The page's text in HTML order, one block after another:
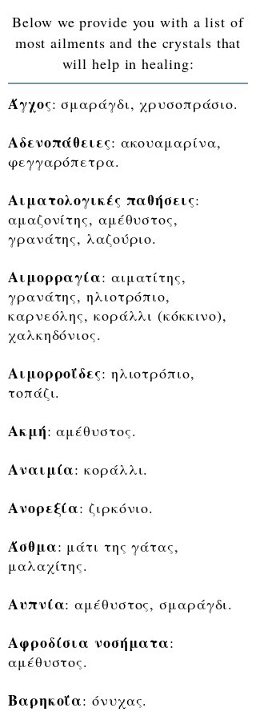
Below we provide you with a list of
most ailments and the crystals that
will help in healing:
Άγχος: σμαράγδι, χρυσοπράσιο.
Αδενοπάθειες: ακουαμαρίνα,
φεγγαρόπετρα.
Αιματολογικές παθήσεις:
αμαζονίτης, αμέθυστος,
γρανάτης, λαζούριο.
Αιμορραγία: αιματίτης,
γρανάτης, ηλιοτρόπιο,
καρνεόλης, κοράλλι (κόκκινο),
χαλκηδόνιος.
Αιμορροΐδες: ηλιοτρόπιο,
τοπάζι.
Ακμή: αμέθυστος.
Αναιμία: κοράλλι.
Ανορεξία: ζιρκόνιο.
Άσθμα: μάτι της γάτας,
μαλαχίτης.
Αυπνία: αμέθυστος, σμαράγδι.
Αφροδίσια νοσήματα:
αμέθυστος.
Βαρηκοΐα: όνυχας.